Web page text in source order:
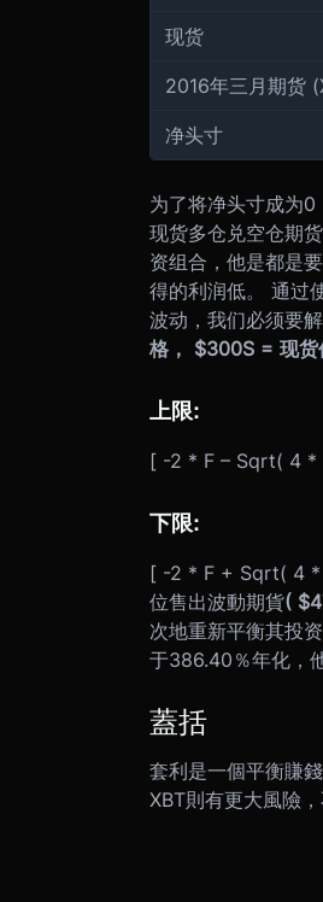
现货
2016年三月期货
净头寸
为了将净头寸成为
现货多仓兑空仓期
资组合，他是都是
得的利润低。 通过
波动，我们必须要
格， $300S = 现
上限:
[ -2 * F – Sqrt( 4 *
下限:
[ -2 * F + Sqrt( 4 *
位售出波動期貨(
次地重新平衡其投
于386.40％年化，
蓋括
套利是一個平衡賺
XBT則有更大風險